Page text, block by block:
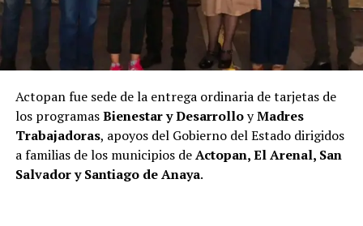
Actopan fue sede de la entrega ordinaria de tarjetas de
los programasBienestar y DesarrolloyMadres
Trabajadoras, apoyos del Gobierno del Estado dirigidos
a familias de los municipios deActopan, El Arenal, San
Salvador y Santiago de Anaya.